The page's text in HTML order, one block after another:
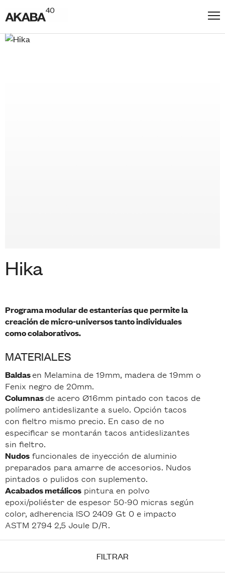
Hika
Programa modular de estanterías que permite la
creación de micro-universos tanto individuales
como colaborativos.
MATERIALES
Baldasen Melamina de 19mm, madera de 19mm o
Fenix negro de 20mm.
Columnasde acero Ø16mm pintado con tacos de
polímero antideslizante a suelo. Opción tacos
con fieltro mismo precio. En caso de no
especificar se montarán tacos antideslizantes
sin fieltro.
Nudos funcionales de inyección de aluminio
preparados para amarre de accesorios. Nudos
pintados o pulidos con suplemento.
Acabados metálicos pintura en polvo
epoxi/poliéster de espesor 50-90 micras según
color, adherencia ISO 2409 Gt 0 e impacto
ASTM 2794 2,5 Joule D/R.
FILTRAR